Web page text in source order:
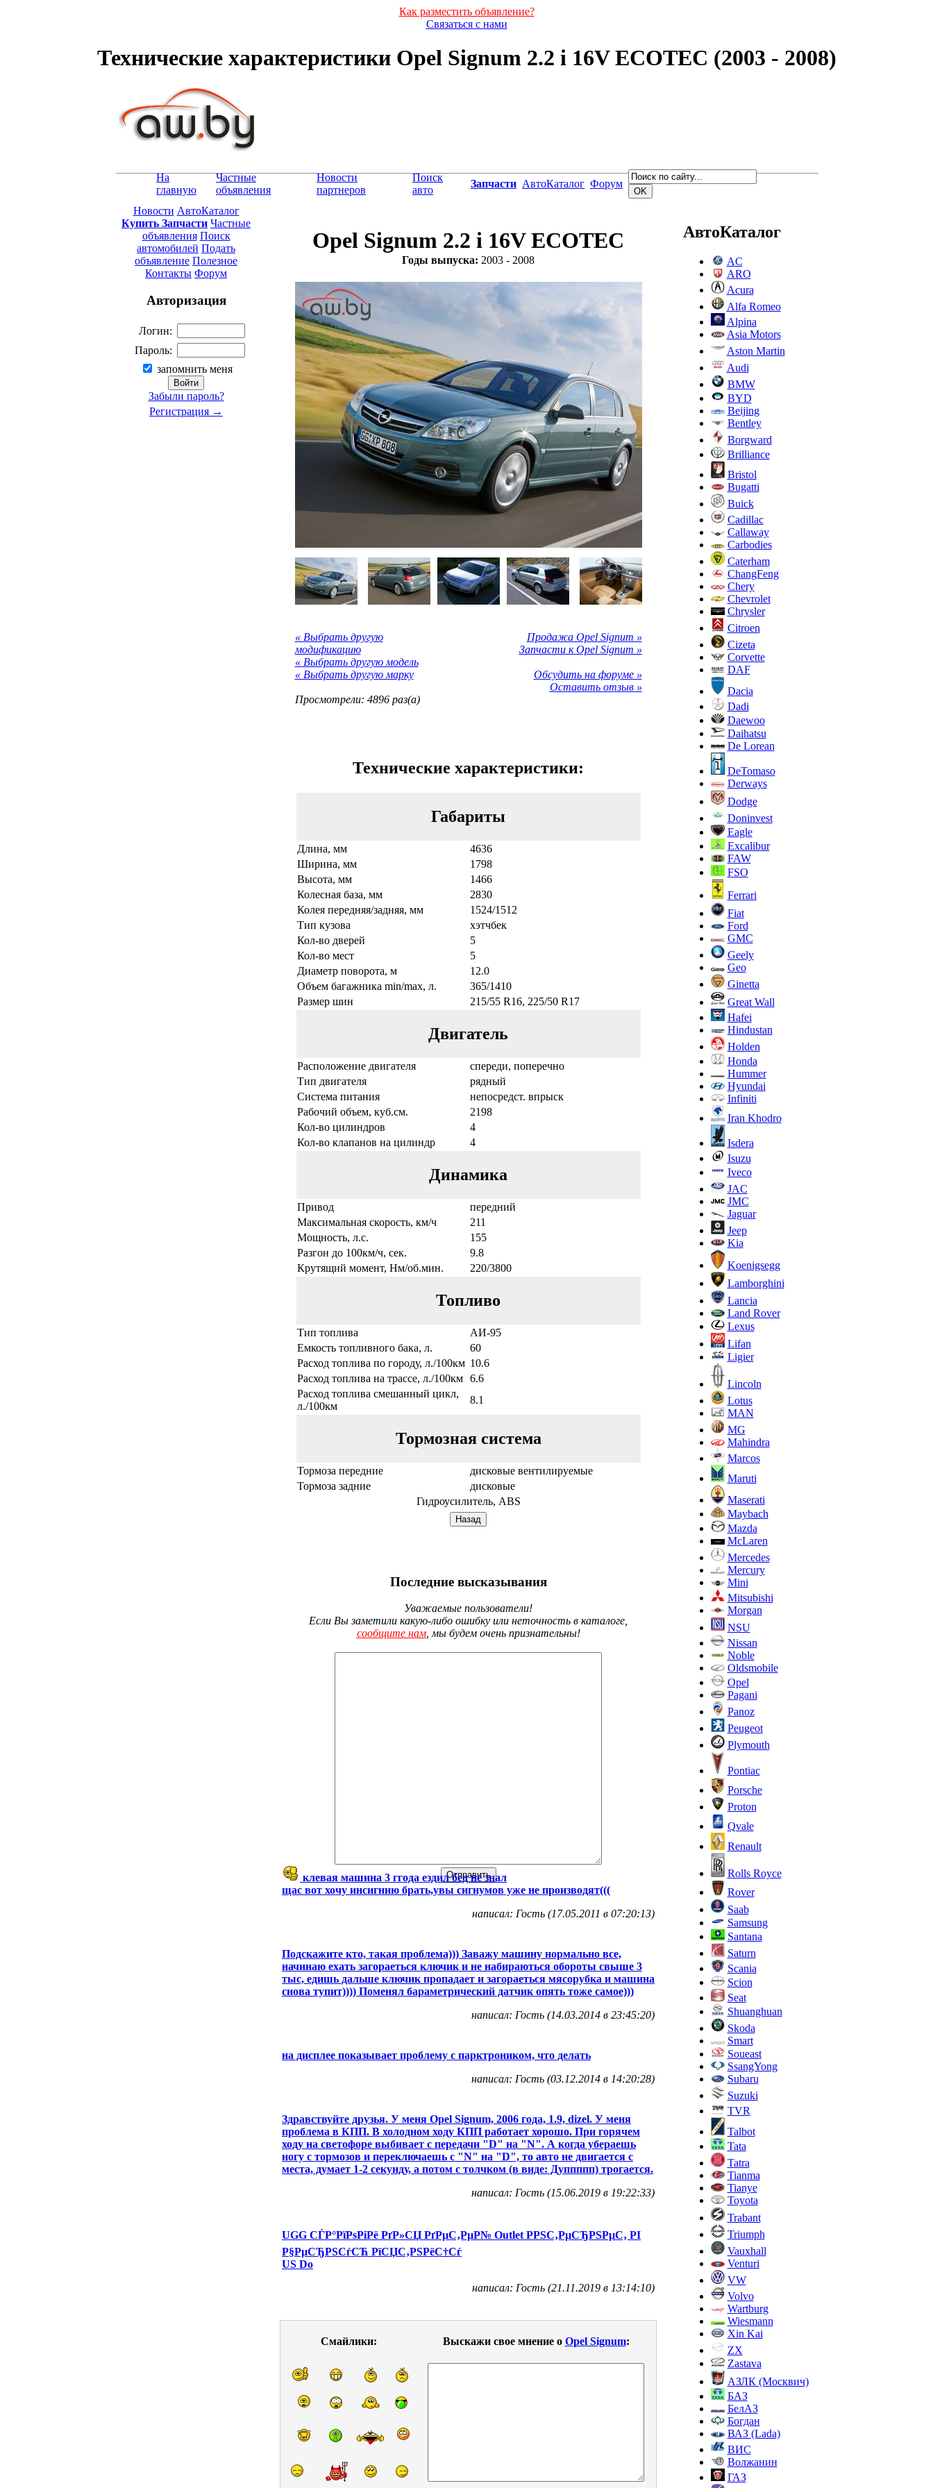
Как разместить объявление?
Связаться с нами
Технические характеристики Opel Signum 2.2 i 16V ECOTEC (2003 - 2008)
На
главную
Частные
объявления
Новости
партнеров
Поиск
авто
Запчасти АвтоКаталог Форум
Новости АвтоКаталог
Купить Запчасти Частные
объявления Поиск
автомобилей Подать
объявление Полезное
Контакты Форум
Авторизация
Логин:
Пароль:
запомнить меня
Забыли пароль?
Регистрация →
Opel Signum 2.2 i 16V ECOTEC
Годы выпуска: 2003 - 2008
« Выбрать другую
модификацию
« Выбрать другую модель
« Выбрать другую марку
Просмотрели: 4896 раз(а)
Продажа Opel Signum »
Запчасти к Opel Signum »
Обсудить на форуме »
Оставить отзыв »
Технические характеристики:
Габариты
Длина, мм
4636
Ширина, мм
1798
Высота, мм
1466
Колесная база, мм
2830
Колея передняя/задняя, мм
1524/1512
Тип кузова
хэтчбек
Кол-во дверей
5
Кол-во мест
5
Диаметр поворота, м
12.0
Объем багажника min/max, л.
365/1410
Размер шин
215/55 R16, 225/50 R17
Двигатель
Расположение двигателя
спереди, поперечно
Тип двигателя
рядный
Система питания
непосредст. впрыск
Рабочий объем, куб.см.
2198
Кол-во цилиндров
4
Кол-во клапанов на цилиндр
4
Динамика
Привод
передний
Максимальная скорость, км/ч
211
Мощность, л.с.
155
Разгон до 100км/ч, сек.
9.8
Крутящий момент, Нм/об.мин.
220/3800
Топливо
Тип топлива
АИ-95
Емкость топливного бака, л.
60
Расход топлива по городу, л./100км 10.6
Расход топлива на трассе, л./100км
6.6
Расход топлива смешанный цикл,
л./100км
8.1
Тормозная система
Тормоза передние
дисковые вентилируемые
Тормоза задние
дисковые
Гидроусилитель, ABS
Последние высказывания
Уважаемые пользователи!
Если Вы заметили какую-либо ошибку или неточность в каталоге,
сообщите нам, мы будем очень признательны!
клевая машина 3 ггода ездил бед не знал
щас вот хочу инсигнию брать,увы сигнумов уже не производят(((
написал: Гость (17.05.2011 в 07:20:13)
Подскажите кто, такая проблема))) Заважу машину нормально все,
начинаю ехать загораеться ключик и не набираються обороты свыше 3
тыс, едишь дальше ключик пропадает и загораеться мясорубка и машина
снова тупит)))) Поменял бараметрический датчик опять тоже самое)))
написал: Гость (14.03.2014 в 23:45:20)
на дисплее показывает проблему с парктроником, что делать
написал: Гость (03.12.2014 в 14:20:28)
Здравствуйте друзья. У меня Opel Signum, 2006 года, 1.9, dizel. У меня
проблема в КПП. В холодном ходу КПП работает хорошо. При горячем
ходу на светофоре выбивает с передачи "D" на "N". А когда убераешь
ногу с тормозов и переключаешь с "N" на "D", то авто не двигается с
места, думает 1-2 секунду, а потом с толчком (в виде: Дуппппп) трогается.
написал: Гость (15.06.2019 в 19:22:33)
UGG СЃР°РїРѕРіРё РґР»СЏ РґРµС‚РµР№ Outlet РРЅС‚РµСЂРЅРµС‚ РІ
Р§РµСЂРЅСѓСЋ РїСЏС‚РЅРёС†Сѓ
US Do
написал: Гость (21.11.2019 в 13:14:10)
Смайлики: Выскажи свое мнение о Opel Signum:
АвтоКаталог
AC
ARO
Acura
Alfa Romeo
Alpina
Asia Motors
Aston Martin
Audi
BMW
BYD
Beijing
Bentley
Borgward
Brilliance
Bristol
Bugatti
Buick
Cadillac
Callaway
Carbodies
Caterham
ChangFeng
Chery
Chevrolet
Chrysler
Citroen
Cizeta
Corvette
DAF
Dacia
Dadi
Daewoo
Daihatsu
De Lorean
DeTomaso
Derways
Dodge
Doninvest
Eagle
Excalibur
FAW
FSO
Ferrari
Fiat
Ford
GMC
Geely
Geo
Ginetta
Great Wall
Hafei
Hindustan
Holden
Honda
Hummer
Hyundai
Infiniti
Iran Khodro
Isdera
Isuzu
Iveco
JAC
JMC
Jaguar
Jeep
Kia
Koenigsegg
Lamborghini
Lancia
Land Rover
Lexus
Lifan
Ligier
Lincoln
Lotus
MAN
MG
Mahindra
Marcos
Maruti
Maserati
Maybach
Mazda
McLaren
Mercedes
Mercury
Mini
Mitsubishi
Morgan
NSU
Nissan
Noble
Oldsmobile
Opel
Pagani
Panoz
Peugeot
Plymouth
Pontiac
Porsche
Proton
Qvale
Renault
Rolls Royce
Rover
Saab
Samsung
Santana
Saturn
Scania
Scion
Seat
Shuanghuan
Skoda
Smart
Soueast
SsangYong
Subaru
Suzuki
TVR
Talbot
Tata
Tatra
Tianma
Tianye
Toyota
Trabant
Triumph
Vauxhall
Venturi
VW
Volvo
Wartburg
Wiesmann
Xin Kai
ZX
Zastava
АЗЛК (Москвич)
БАЗ
БелАЗ
Богдан
ВАЗ (Lada)
ВИС
Волжанин
ГАЗ